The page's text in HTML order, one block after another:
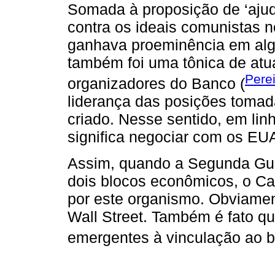
Somada à proposição de
contra os ideais comunistas
ganhava proeminência em
também foi uma tônica de
organizadores do Banco (
liderança das posições
criado. Nesse sentido, em
significa negociar com os
Assim, quando a Segunda
dois blocos econômicos, o
por este organismo.
Wall Street. Também é fato
emergentes à vinculação ao